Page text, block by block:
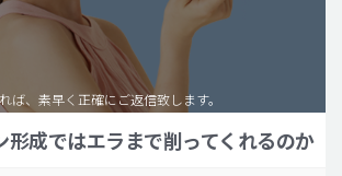
グ)
ば、素早く正確にご返信致します。
形成ではエラまで削ってくれるのか